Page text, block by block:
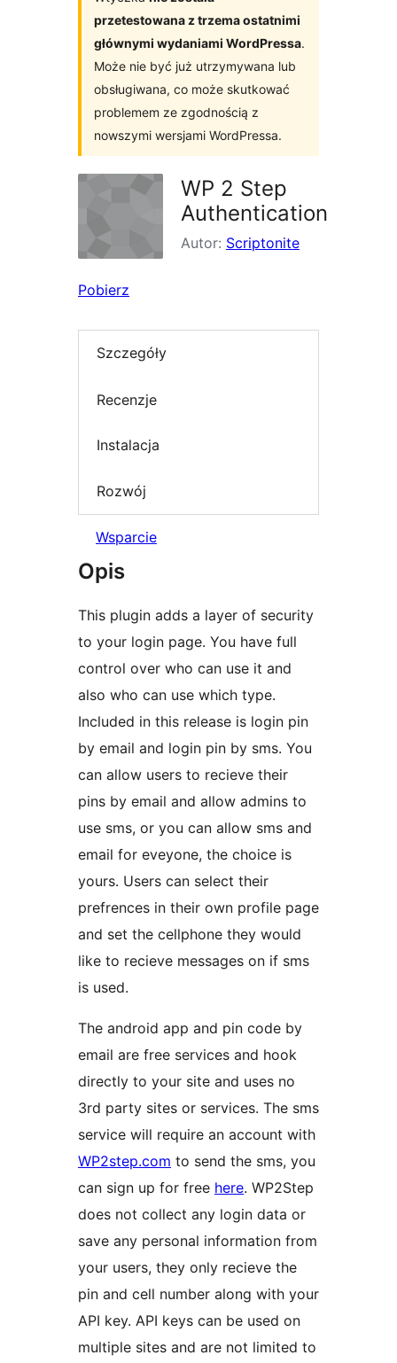
przetestowana z trzema ostatnimi
głównymi wydaniami WordPressa.
Może nie być już utrzymywana lub
obsługiwana, co może skutkować
problemem ze zgodnością z
nowszymi wersjami WordPressa.
WP 2 Step
Authentication
Autor: Scriptonite
Pobierz
Szczegóły
Recenzje
Instalacja
Rozwój
Wsparcie
Opis
This plugin adds a layer of security
to your login page. You have full
control over who can use it and
also who can use which type.
Included in this release is login pin
by email and login pin by sms. You
can allow users to recieve their
pins by email and allow admins to
use sms, or you can allow sms and
email for eveyone, the choice is
yours. Users can select their
prefrences in their own profile page
and set the cellphone they would
like to recieve messages on if sms
is used.
The android app and pin code by
email are free services and hook
directly to your site and uses no
3rd party sites or services. The sms
service will require an account with
WP2step.com to send the sms, you
can sign up for free here. WP2Step
does not collect any login data or
save any personal information from
your users, they only recieve the
pin and cell number along with your
API key. API keys can be used on
multiple sites and are not limited to